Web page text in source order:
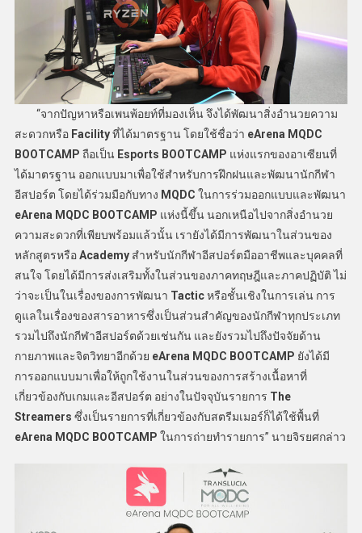
“จากปัญหาหรือเพนพ้อยท์ที่มองเห็น จึงได้พัฒนาสิ่งอำนวยความ
สะดวกหรือ Facilityที่ได้มาตรฐาน โดยใช้ชื่อว่า eArena MQDC
BOOTCAMP ถือเป็น Esports BOOTCAMP แห่งแรกของอาเซียนที่
ได้มาตรฐาน ออกแบบมาเพื่อใช้สำหรับการฝึกฝนและพัฒนานักกีฬา
อีสปอร์ต โดยได้ร่วมมือกับทาง MQDC ในการร่วมออกแบบและพัฒนา
eArena MQDC BOOTCAMP แห่งนี้ขึ้น นอกเหนือไปจากสิ่งอำนวย
ความสะดวกที่เพียบพร้อมแล้วนั้น เรายังได้มีการพัฒนาในส่วนของ
หลักสูตรหรือAcademy สำหรับนักกีฬาอีสปอร์ตมืออาชีพและบุคคลที่
สนใจ โดยได้มีการส่งเสริมทั้งในส่วนของภาคทฤษฎีและภาคปฏิบัติ ไม่
ว่าจะเป็นในเรื่องของการพัฒนา Tacticหรือชั้นเชิงในการเล่น การ
ดูแลในเรื่องของสารอาหารซึ่งเป็นส่วนสำคัญของนักกีฬาทุกประเภท
รวมไปถึงนักกีฬาอีสปอร์ตด้วยเช่นกัน และยังรวมไปถึงปัจจัยด้าน
กายภาพและจิตวิทยาอีกด้วย eArena MQDC BOOTCAMP ยังได้มี
การออกแบบมาเพื่อให้ถูกใช้งานในส่วนของการสร้างเนื้อหาที่
เกี่ยวข้องกับเกมและอีสปอร์ต อย่างในปัจจุบันรายการ The
Streamers ซึ่งเป็นรายการที่เกี่ยวข้องกับสตรีมเมอร์ก็ได้ใช้พื้นที่
eArena MQDC BOOTCAMP ในการถ่ายทำรายการ” นายจิรยศกล่าว